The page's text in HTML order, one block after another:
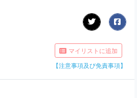
マイリストに追加
【注意事項及び免責事項】